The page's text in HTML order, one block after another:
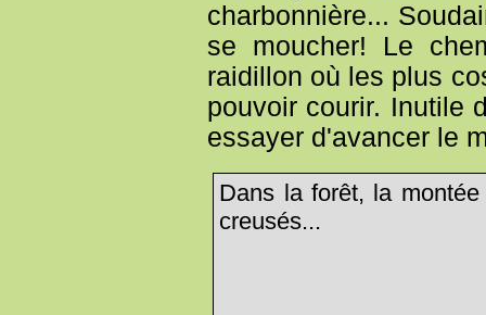
charbonnière...
se moucher! Le
raidillon où les plus
pouvoir courir. Inutile
essayer d'avancer le
Dans la forêt, la
creusés...